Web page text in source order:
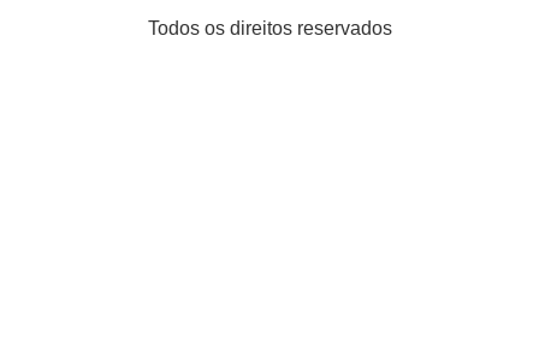
Todos os direitos reservados